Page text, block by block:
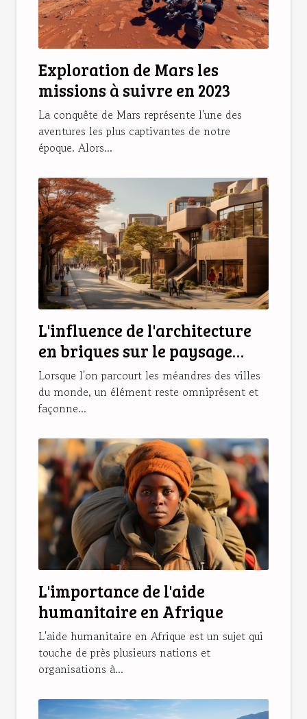
Exploration de Mars les
missions à suivre en 2023
La conquête de Mars représente l'une des
aventures les plus captivantes de notre
époque. Alors...
L'influence de l'architecture
en briques sur le paysage
urbain international
Lorsque l'on parcourt les méandres des villes
du monde, un élément reste omniprésent et
façonne...
L'importance de l'aide
humanitaire en Afrique
L'aide humanitaire en Afrique est un sujet qui
touche de près plusieurs nations et
organisations à...